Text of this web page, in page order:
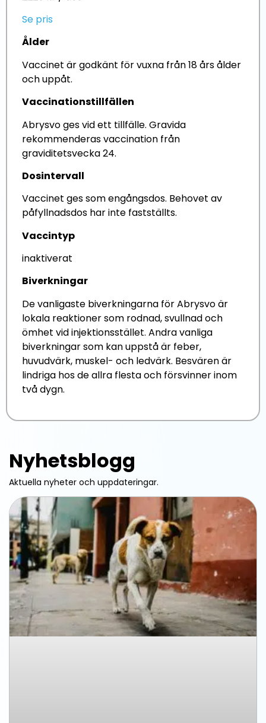
Se pris
Ålder
Vaccinet är godkänt för vuxna från 18 års ålder
och uppåt.
Vaccinationstillfällen
Abrysvo ges vid ett tillfälle. Gravida
rekommenderas vaccination från
graviditetsvecka 24.
Dosintervall
Vaccinet ges som engångsdos. Behovet av
påfyllnadsdos har inte fastställts.
Vaccintyp
inaktiverat
Biverkningar
De vanligaste biverkningarna för Abrysvo är
lokala reaktioner som rodnad, svullnad och
ömhet vid injektionsstället. Andra vanliga
biverkningar som kan uppstå är feber,
huvudvärk, muskel- och ledvärk. Besvären är
lindriga hos de allra flesta och försvinner inom
två dygn.
Nyhetsblogg
Aktuella nyheter och uppdateringar.